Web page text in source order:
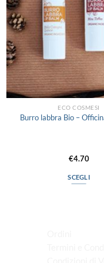
ECO COSMESI
Burro labbra Bio –
€4.70
SCEGLI